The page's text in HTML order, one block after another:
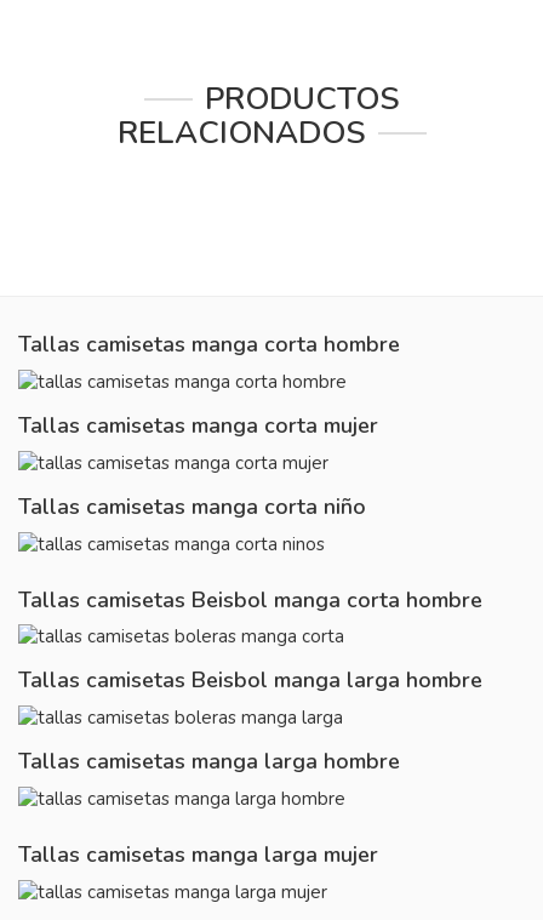
PRODUCTOS
RELACIONADOS
Tallas camisetas manga corta hombre
Tallas camisetas manga corta mujer
Tallas camisetas manga corta niño
Tallas camisetas Beisbol manga corta hombre
Tallas camisetas Beisbol manga larga hombre
Tallas camisetas manga larga hombre
Tallas camisetas manga larga mujer